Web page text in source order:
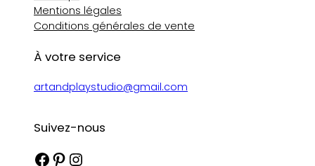
Mentions légales
Conditions générales de vente
À votre service
artandplaystudio@gmail.com
Suivez-nous
Facebook Pinterest Instagram